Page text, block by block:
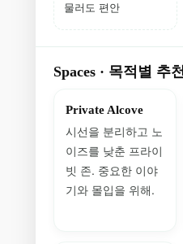
물러도 편안
Spaces · 목적별 추천
Private Alcove
시선을 분리하고 노
이즈를 낮춘 프라이
빗 존. 중요한 이야
기와 몰입을 위해.